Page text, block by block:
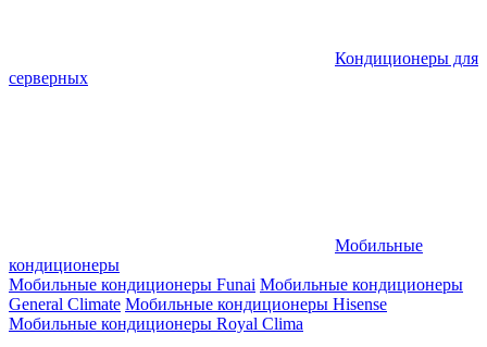
Кондиционеры для
серверных
Мобильные
кондиционеры
Мобильные кондиционеры Funai Мобильные кондиционеры
General Climate Мобильные кондиционеры Hisense
Мобильные кондиционеры Royal Clima